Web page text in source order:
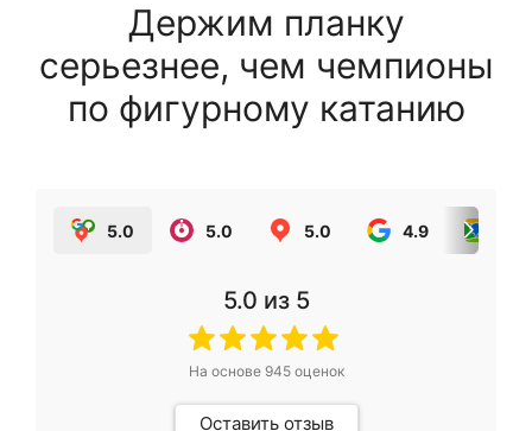
Держим планку
серьезнее, чем чемпионы
по фигурному катанию
5.0 5.0 5.0 4.9
5.0 из 5
На основе 945оценок
Оставить отзыв